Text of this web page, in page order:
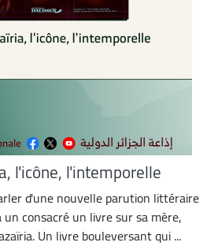
l'icône, l'intemporelle
d'une nouvelle parution littéraire
un consacré un livre sur sa mère,
Un livre bouleversant qui ...